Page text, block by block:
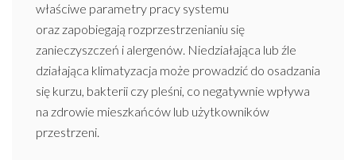
właściwe parametry pracy systemu
oraz zapobiegają rozprzestrzenianiu się
zanieczyszczeń i alergenów. Niedziałająca lub źle
działająca klimatyzacja może prowadzić do osadzania
się kurzu, bakterii czy pleśni, co negatywnie wpływa
na zdrowie mieszkańców lub użytkowników
przestrzeni.